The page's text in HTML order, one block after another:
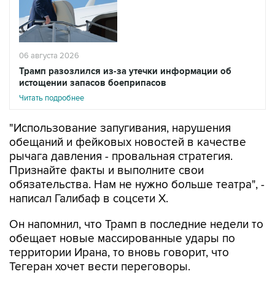
06 августа 2026
Трамп разозлился из-за утечки информации об
истощении запасов боеприпасов
Читать подробнее
"Использование запугивания, нарушения
обещаний и фейковых новостей в качестве
рычага давления - провальная стратегия.
Признайте факты и выполните свои
обязательства. Нам не нужно больше театра", -
написал Галибаф в соцсети X.
Он напомнил, что Трамп в последние недели то
обещает новые массированные удары по
территории Ирана, то вновь говорит, что
Тегеран хочет вести переговоры.